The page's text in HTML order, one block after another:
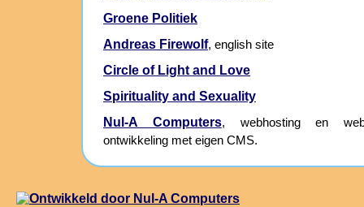
Groene Politiek
Andreas Firewolf, english site
Circle of Light and Love
Spirituality and Sexuality
Nul-A Computers, webhosting en
ontwikkeling met eigen CMS.